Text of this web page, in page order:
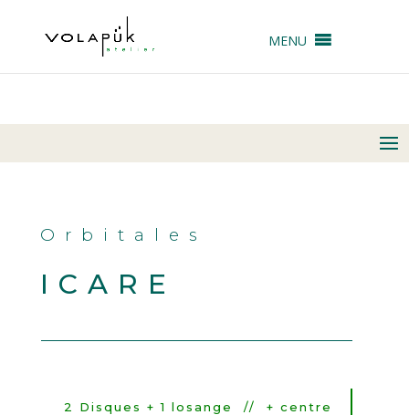
MENU
Orbitales
ICARE
2 Disques + 1 losange // + centre